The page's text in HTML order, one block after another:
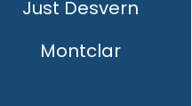
Just Desvern
Montclar